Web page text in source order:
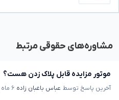
مشاوره‌های حقوقی مرتبط
موتور مزایده قابل پلاک زدن هست؟
آخرین پاسخ توسط عباس باغبان زاده ۶ ماه پیش